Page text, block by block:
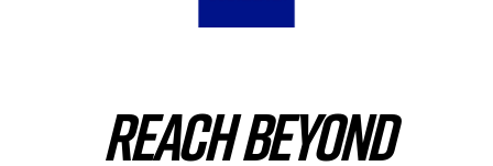
REACH BEYOND